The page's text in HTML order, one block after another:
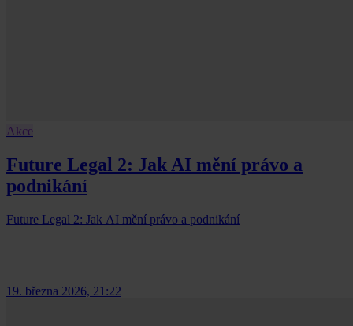
Akce
Future Legal 2: Jak AI mění právo a
podnikání
Future Legal 2: Jak AI mění právo a podnikání
19. března 2026, 21:22